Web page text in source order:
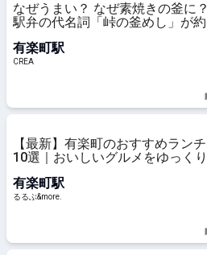
なぜうまい？ なぜ素焼きの釜に？
駅弁の代名詞「峠の釜めし」が約
などアニメコラボも！】
有楽町駅
CREA
【最新】有楽町のおすすめランチ
10選｜おいしいグルメをゆっくり
ゃれデートまで！｜るるぶ&more.
有楽町駅
るるぶ&more.